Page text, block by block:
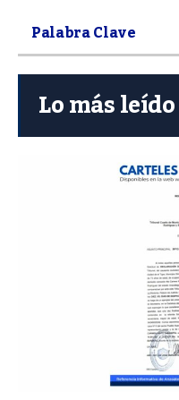
Lo más leído